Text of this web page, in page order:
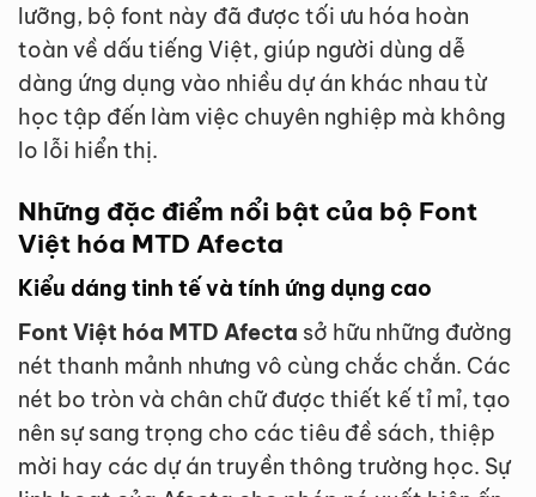
lưỡng, bộ font này đã được tối ưu hóa hoàn
toàn về dấu tiếng Việt, giúp người dùng dễ
dàng ứng dụng vào nhiều dự án khác nhau từ
học tập đến làm việc chuyên nghiệp mà không
lo lỗi hiển thị.
Những đặc điểm nổi bật của bộ Font
Việt hóa MTD Afecta
Kiểu dáng tinh tế và tính ứng dụng cao
Font Việt hóa MTD Afecta sở hữu những đường
nét thanh mảnh nhưng vô cùng chắc chắn. Các
nét bo tròn và chân chữ được thiết kế tỉ mỉ, tạo
nên sự sang trọng cho các tiêu đề sách, thiệp
mời hay các dự án truyền thông trường học. Sự